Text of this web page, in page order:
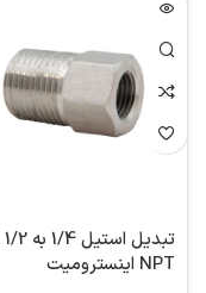
NPT اینسترومیت